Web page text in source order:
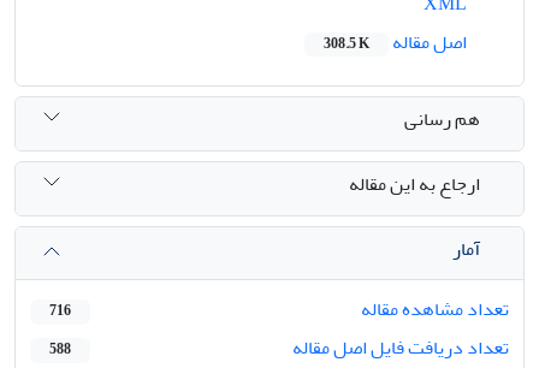
اصل مقاله
308.5 K
هم رسانی
ارجاع به این مقاله
آمار
تعداد مشاهده مقاله
716
تعداد دریافت فایل اصل مقاله 588